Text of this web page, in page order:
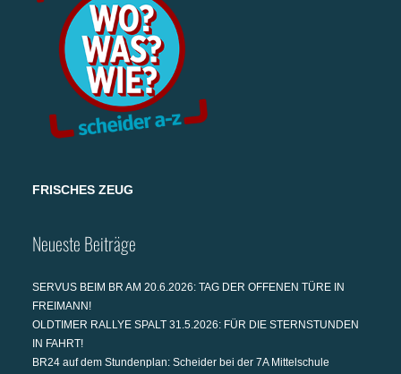
FRISCHES ZEUG
Neueste Beiträge
SERVUS BEIM BR AM 20.6.2026: TAG DER OFFENEN TÜRE IN
FREIMANN!
OLDTIMER RALLYE SPALT 31.5.2026: FÜR DIE STERNSTUNDEN
IN FAHRT!
BR24 auf dem Stundenplan: Scheider bei der 7A Mittelschule